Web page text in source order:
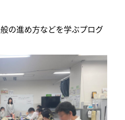
の進め方などを学ぶプログ